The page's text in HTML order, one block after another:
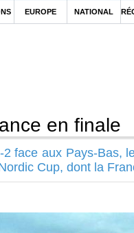
EUROPE NATIONAL
en finale
face aux Pays-Bas,
Cup, dont la